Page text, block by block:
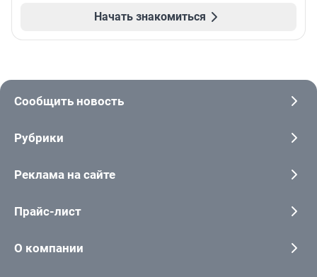
Начать знакомиться
Сообщить новость
Рубрики
Реклама на сайте
Прайс-лист
О компании